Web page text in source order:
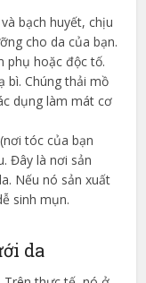
bạch huyết, chịu
cho da của bạn.
phụ hoặc độc tố.
bì. Chúng thải mồ
dụng làm mát cơ
tóc của bạn
Đây là nơi sản
Nếu nó sản xuất
sinh mụn.
da